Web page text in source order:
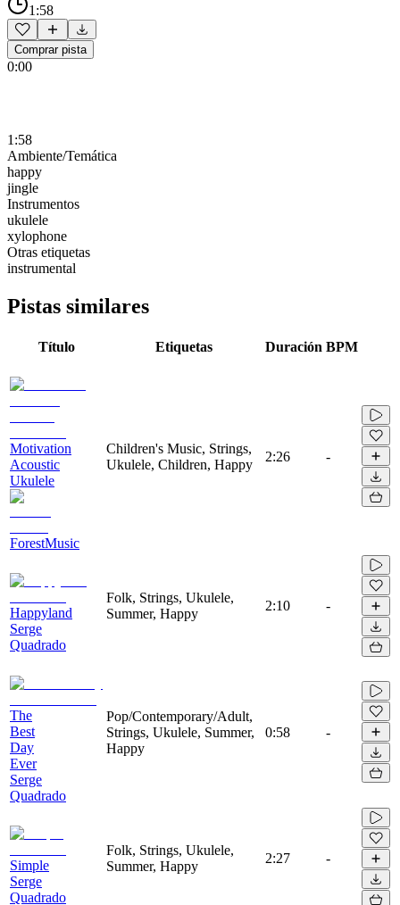
1:58
Comprar pista
0:00
1:58
Ambiente/Temática
happy
jingle
Instrumentos
ukulele
xylophone
Otras etiquetas
instrumental
Pistas similares
Título Etiquetas Duración BPM
Motivation
Acoustic
Ukulele
ForestMusic
Children's Music, Strings,
Ukulele, Children, Happy
2:26 -
Happyland
Serge
Quadrado
Folk, Strings, Ukulele,
Summer, Happy
2:10 -
The
Best
Day
Ever
Serge
Quadrado
Pop/Contemporary/Adult,
Strings, Ukulele, Summer,
Happy
0:58 -
Simple
Serge
Quadrado
Folk, Strings, Ukulele,
Summer, Happy
2:27 -